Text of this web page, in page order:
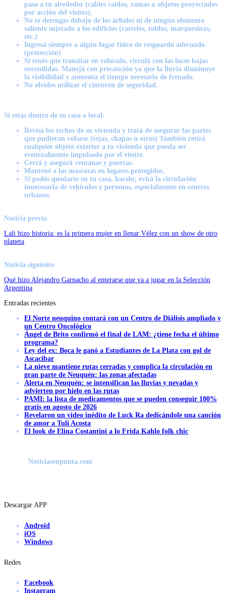
pasa a tu alrededor (cables caídos, ramas u objetos proyectados
por acción del viento).
No te detengas debajo de los árboles ni de ningún elemento
saliente sujetado a los edificios (carteles, toldos, marquesinas,
etc.)
Ingresá siempre a algún lugar físico de resguardo adecuado
(protección)
Si tenés que transitar en vehículo, circulá con las luces bajas
encendidas. Manejá con precaución ya que la lluvia disminuye
la visibilidad y aumenta el tiempo necesario de frenado.
No olvides utilizar el cinturón de seguridad.
Si estas dentro de tu casa o local:
Revisá los techos de su vivienda y tratá de asegurar las partes
que pudieran volarse (tejas, chapas u otros) También retirá
cualquier objeto exterior a tu vivienda que pueda ser
eventualmente impulsado por el viento.
Cerrá y asegurá ventanas y puertas.
Mantené a las mascotas en lugares protegidos.
Si podés quedarte en tu casa, hacelo; evitá la circulación
innecesaria de vehículos y personas, especialmente en centros
urbanos.
Noticia previa
Lali hizo historia: es la primera mujer en llenar Vélez con un show de otro
planeta
Noticia siguiente
Qué hizo Alejandro Garnacho al enterarse que va a jugar en la Selección
Argentina
Entradas recientes
El Norte neuquino contará con un Centro de Diálisis ampliado y
un Centro Oncológico
Ángel de Brito confirmó el final de LAM: ¿tiene fecha el último
programa?
Ley del ex: Boca le ganó a Estudiantes de La Plata con gol de
Ascacibar
La nieve mantiene rutas cerradas y complica la circulación en
gran parte de Neuquén: las zonas afectadas
Alerta en Neuquén: se intensifican las lluvias y nevadas y
advierten por hielo en las rutas
PAMI: la lista de medicamentos que se pueden conseguir 100%
gratis en agosto de 2026
Revelaron un video inédito de Luck Ra dedicándole una canción
de amor a Tuli Acosta
El look de Elina Costantini a lo Frida Kahlo folk chic
Noticiasenpunta.com
Descargar APP
Android
iOS
Windows
Redes
Facebook
Instagram